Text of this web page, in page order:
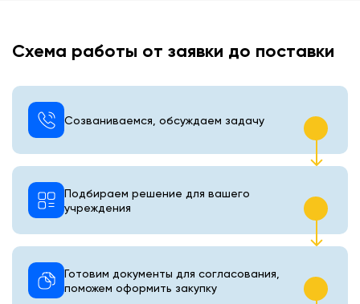
Схема работы от заявки до поставки
Созваниваемся, обсуждаем задачу
Подбираем решение для вашего
учреждения
Готовим документы для согласования,
поможем оформить закупку